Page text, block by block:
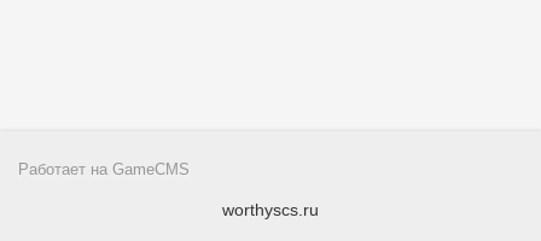
Работает на GameCMS
worthyscs.ru